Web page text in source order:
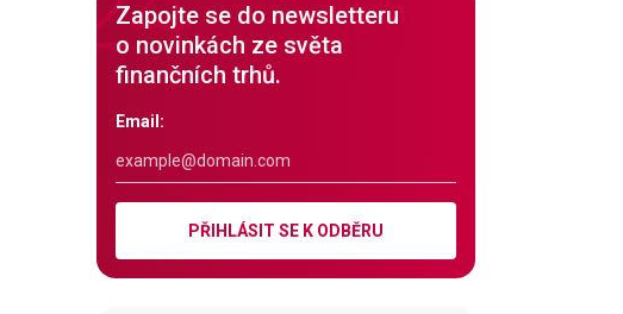
Zapojte se do newsletteru
o novinkách ze světa
finančních trhů.
Email:
PŘIHLÁSIT SE K ODBĚRU